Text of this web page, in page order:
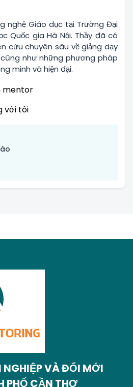
nghệ Giáo dục tại Trường Đại
Quốc gia Hà Nội. Thầy đã có
cứu chuyên sâu về giảng dạy
như những phương pháp
minh và hiện đại.
mentor
với tôi
NGHIỆP VÀ ĐỔI MỚI
PHỐ CẦN THƠ